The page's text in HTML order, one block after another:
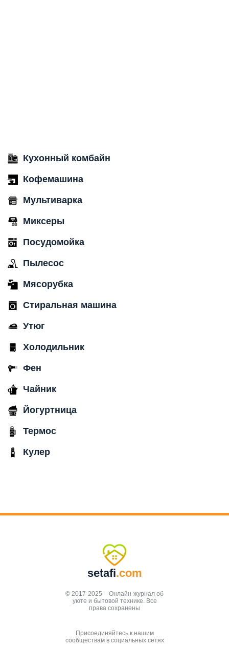
Кухонный комбайн
Кофемашина
Мультиварка
Миксеры
Посудомойка
Пылесос
Мясорубка
Стиральная машина
Утюг
Холодильник
Фен
Чайник
Йогуртница
Термос
Кулер
setafi.com
© 2017-2025 – Онлайн-журнал об
уюте и бытовой технике. Все
права сохранены
Присоединяйтесь к нашим
сообществам в социальных сетях